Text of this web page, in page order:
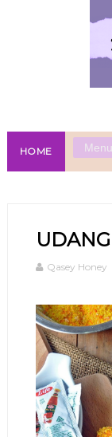
HOME
Qasey Honey